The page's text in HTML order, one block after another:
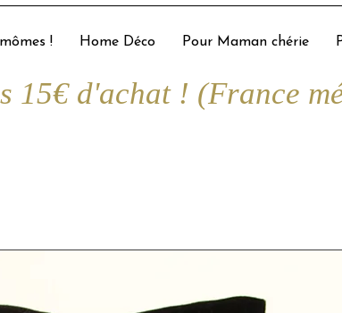
! Home Déco Pour Maman chérie
15€ d'achat ! (France